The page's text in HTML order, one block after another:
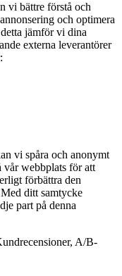
vi bättre förstå och
och optimera
jämför vi dina
externa leverantörer
vi spåra och anonymt
vår webbplats för att
förbättra den
ditt samtycke
part på denna
A/B-